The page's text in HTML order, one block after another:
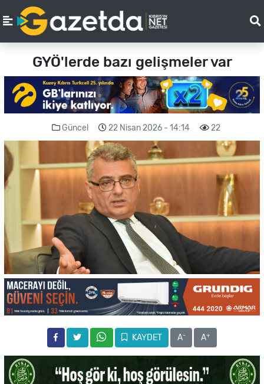
GYÖ'lerde bazı gelişmeler var
Güncel 22 Nisan 2026 - 14:14 22
KAYDET A- A+